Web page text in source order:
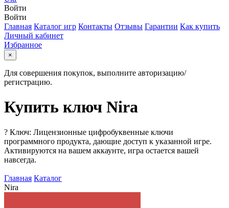
Войти
Войти
Главная Каталог игр Контакты Отзывы Гарантии Как купить
Личный кабинет
Избранное
×
Для совершения покупок, выполните авторизацию/
регистрацию.
Купить ключ Nira
? Ключ: Лицензионные цифробуквенные ключи
программного продукта, дающие доступ к указанной игре.
Активируются на вашем аккаунте, игра остается вашей
навсегда.
Главная Каталог
Nira